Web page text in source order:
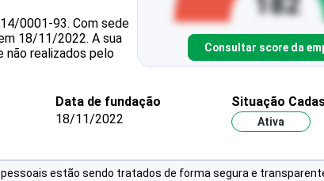
0001-93. Com sede
18/11/2022. A sua
não realizados pelo
Consultar score da
Data de fundação
18/11/2022
Situação
Ativa
pessoais estão sendo tratados de forma segura e